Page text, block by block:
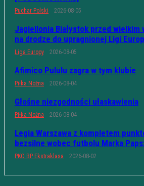
Puchar Polski 2026-08-05
Jagiellonia Białystok przed wielkim
na drodze do upragnionej Ligi
Liga Europy 2026-08-05
Afimico Pululu zagra w tym klubie
Piłka Nożna 2026-08-04
Głośne niezgodności ułaskawienia
Piłka Nożna 2026-08-04
Legia Warszawa z kompletem
bezsilne wobec futbolu Marka
PKO BP Ekstraklasa 2026-08-02